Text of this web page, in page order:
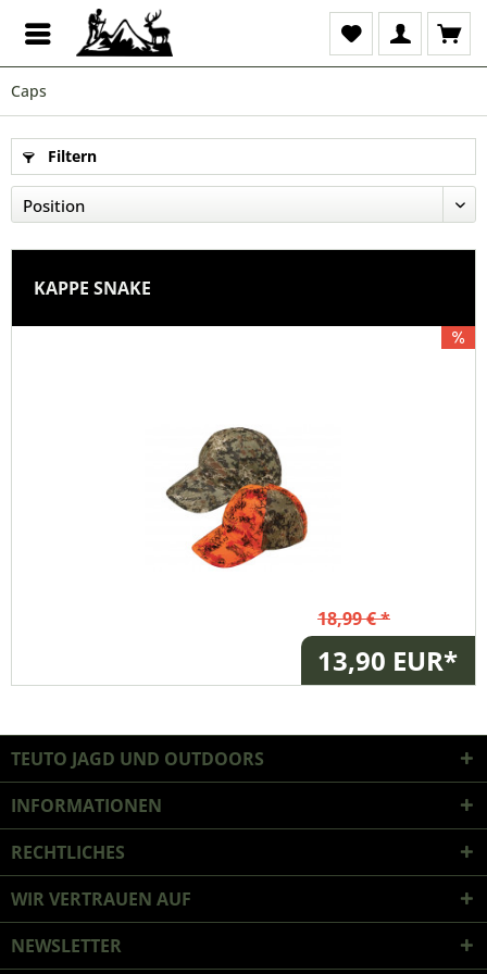
Caps
Filtern
KAPPE SNAKE
13,90 EUR*
18,99 € *
TEUTO JAGD UND OUTDOORS
INFORMATIONEN
RECHTLICHES
WIR VERTRAUEN AUF
NEWSLETTER